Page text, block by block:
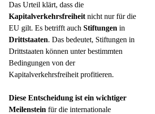
Das Urteil klärt, dass die
Kapitalverkehrsfreiheit nicht nur für die
EU gilt. Es betrifft auch Stiftungen in
Drittstaaten. Das bedeutet, Stiftungen in
Drittstaaten können unter bestimmten
Bedingungen von der
Kapitalverkehrsfreiheit profitieren.
Diese Entscheidung ist ein wichtiger
Meilenstein für die internationale